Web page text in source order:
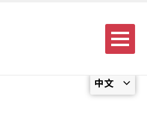
中文
Menu